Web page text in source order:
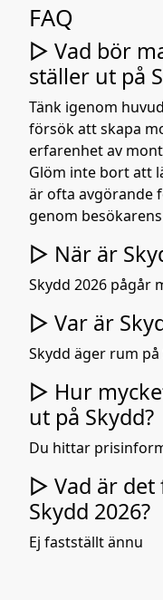
FAQ
▷ Vad bör
ställer ut på
Tänk igenom
försök att skapa
erfarenhet av
Glöm inte bort att
är ofta avgörande
genom
▷ När är
Skydd 2026 pågår
▷ Var är
Skydd äger rum
▷ Hur
ut på Skydd?
Du hittar
▷ Vad är det
Skydd 2026?
Ej fastställt ännu